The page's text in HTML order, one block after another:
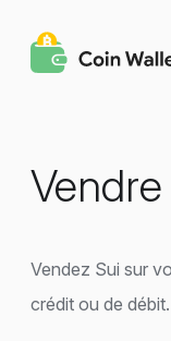
Vendre
Vendez Sui sur
crédit ou de débit.